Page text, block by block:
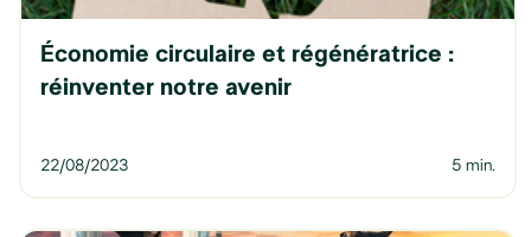
Économie circulaire et régénératrice :
réinventer notre avenir
22/08/2023 5 min.